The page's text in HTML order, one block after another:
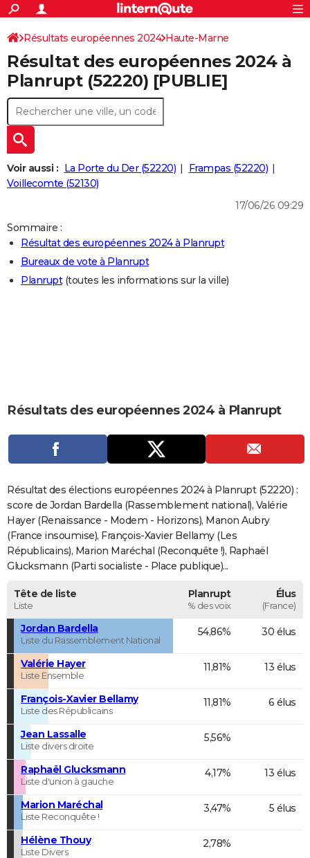
ACTUALITÉS
Politique
Société
Faits Divers
Education
Monde
Villes
+
SPORT
Coupe du monde 2026
Football
Tennis
Cyclisme
Rugby
Forum
CULTURE
Programme TV
TNT
Streaming
Cinéma
Sorties cinéma
Musique
+
FINANCE
Retraite
Impôts
Epargne
Immobilier
Risques naturels par ville
Banque
Assurance
Crédit
AUTO
Essais
Réserver un essai
Citadines
Berlines
SUV
Forum auto
+
HIGH-TECH
Mobiles
Meilleur smartphone
Internet
Ordinateurs
Jeux vidéo
Guide high-tech
+
BRICOLAGE
Guides de France
Escapades
Patrimoine
Expositions
Musées
Week-end nature
LIFESTYLE
Art de vivre
Bien-être
Loisirs
Mode
Modes de vie
CARTE DE VOEUX
Carte de Noël
Carte Bonne année
Carte Saint-Valentin
Carte Pâques
Carte d'anniversaire
DICTIONNAIRE
Dictionnaire
Biographies
Citations
Expressions
Proverbes
PROGRAMME TV
COPAINS D'AVANT
S'inscrire
Se connecter
Lycées
Collèges
Primaires
Universités
Entreprises
Service militaire
Avis de recherche
AVIS DE DÉCÈS
FORUM
S'inscrire
Connexion
Résultats européennes 2024 Haute-Marne
Résultat des européennes 2024 à
Planrupt (52220) [PUBLIE]
Voir aussi : La Porte du Der (52220)
Frampas (52220)
Voillecomte (52130)
17/06/26 09:29
Sommaire :
Résultat des européennes 2024 à Planrupt
Bureaux de vote à Planrupt
Planrupt(toutes les informations sur la ville)
Résultats des européennes 2024 à Planrupt
Résultat des élections européennes 2024 à Planrupt (52220) :
score de Jordan Bardella (Rassemblement national), Valérie
Hayer (Renaissance - Modem - Horizons), Manon Aubry
(France insoumise), François-Xavier Bellamy (Les
Républicains), Marion Maréchal (Reconquête !), Raphaël
Glucksmann (Parti socialiste - Place publique)...
Tête de liste
Liste
Planrupt
% des voix
Élus
(France)
Jordan Bardella
Liste du Rassemblement National
54,86% 30 élus
Valérie Hayer
Liste Ensemble
11,81% 13 élus
François-Xavier Bellamy
Liste des Républicains
11,81% 6 élus
Jean Lassalle
Liste divers droite
5,56%
Raphaël Glucksmann
Liste d'union à gauche
4,17% 13 élus
Marion Maréchal
Liste Reconquête !
3,47% 5 élus
Hélène Thouy
Liste Divers
2,78%